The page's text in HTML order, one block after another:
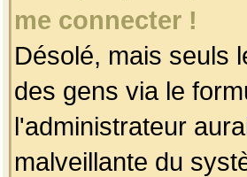
me connecter !
Désolé, mais seuls
des gens via le
l'administrateur
malveillante du